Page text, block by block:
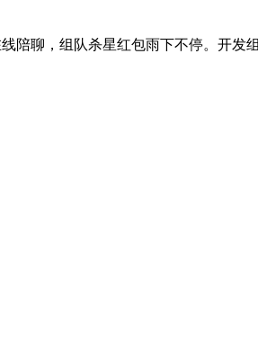
陪聊，组队杀星红包雨下不停。开